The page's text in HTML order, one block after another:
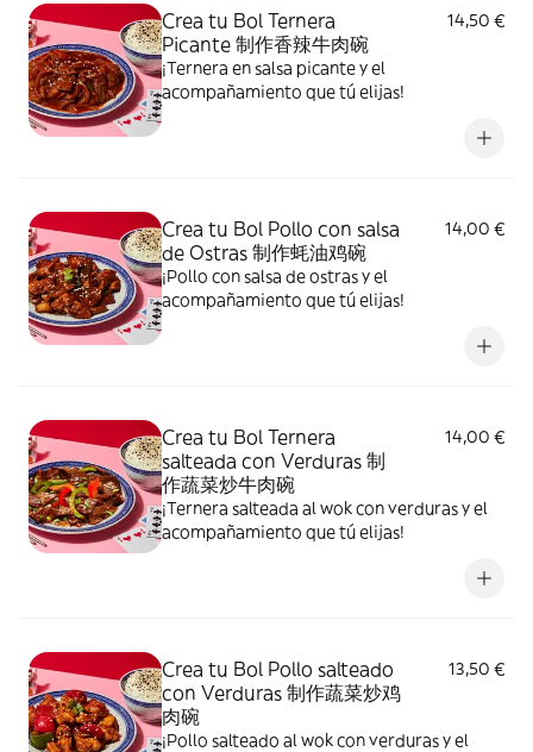
Crea tu Bol Ternera
Picante 制作香辣牛肉碗
14,50 €
¡Ternera en salsa picante y el
acompañamiento que tú elijas!
Crea tu Bol Pollo con salsa
de Ostras 制作蚝油鸡碗
14,00 €
¡Pollo con salsa de ostras y el
acompañamiento que tú elijas!
Crea tu Bol Ternera
salteada con Verduras 制
作蔬菜炒牛肉碗
14,00 €
¡Ternera salteada al wok con verduras y el
acompañamiento que tú elijas!
Crea tu Bol Pollo salteado
con Verduras 制作蔬菜炒鸡
肉碗
13,50 €
¡Pollo salteado al wok con verduras y el